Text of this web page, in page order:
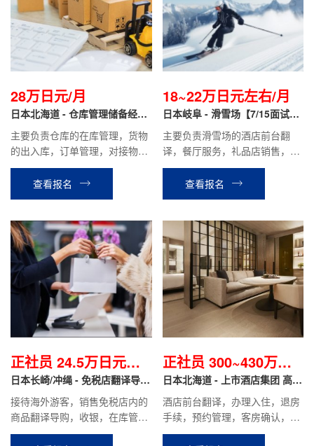
28万日元/月
日本北海道 - 仓库管理储备经理
主要负责仓库的在库管理，货物
的出入库，订单管理，对接物流
公司等工作。
查看报名
18~22万日元左右/月
日本岐阜 - 滑雪场【7/15面试
主要负责滑雪场的酒店前台翻
译，餐厅服务，礼品店销售，学
具租赁等相关工作。
查看报名
正社员 24.5万日元起/
月
日本长崎/冲绳 - 免税店翻译导购
正社员
接待海外游客，销售免税店内的
商品翻译导购，收银，在库管理
等工作。
正社员 300~430万日
元/年
日本北海道 - 上市酒店集团 高端
度假酒店 正社员
酒店前台翻译，办理入住，退房
手续，预约管理，客房确认，餐
厅接待等相关工作。